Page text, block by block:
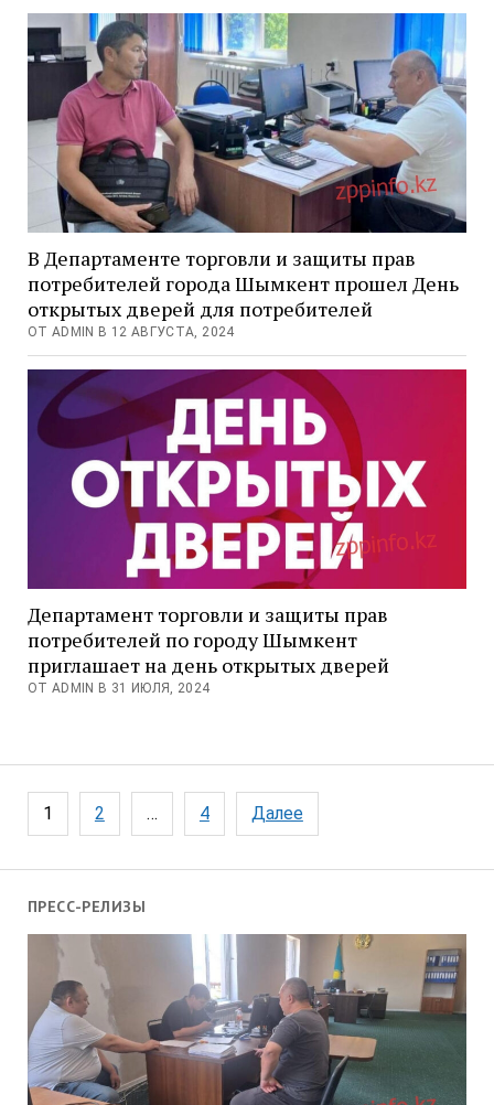
ПРЕСС-РЕЛИЗЫ
В Департаменте торговли и защиты прав
потребителей города Шымкент прошел День
открытых дверей для потребителей
ОТ ADMIN В 12 АВГУСТА, 2024
Департамент торговли и защиты прав
потребителей по городу Шымкент
приглашает на день открытых дверей
ОТ ADMIN В 31 ИЮЛЯ, 2024
Пагинация
записей
1 2 … 4 Далее